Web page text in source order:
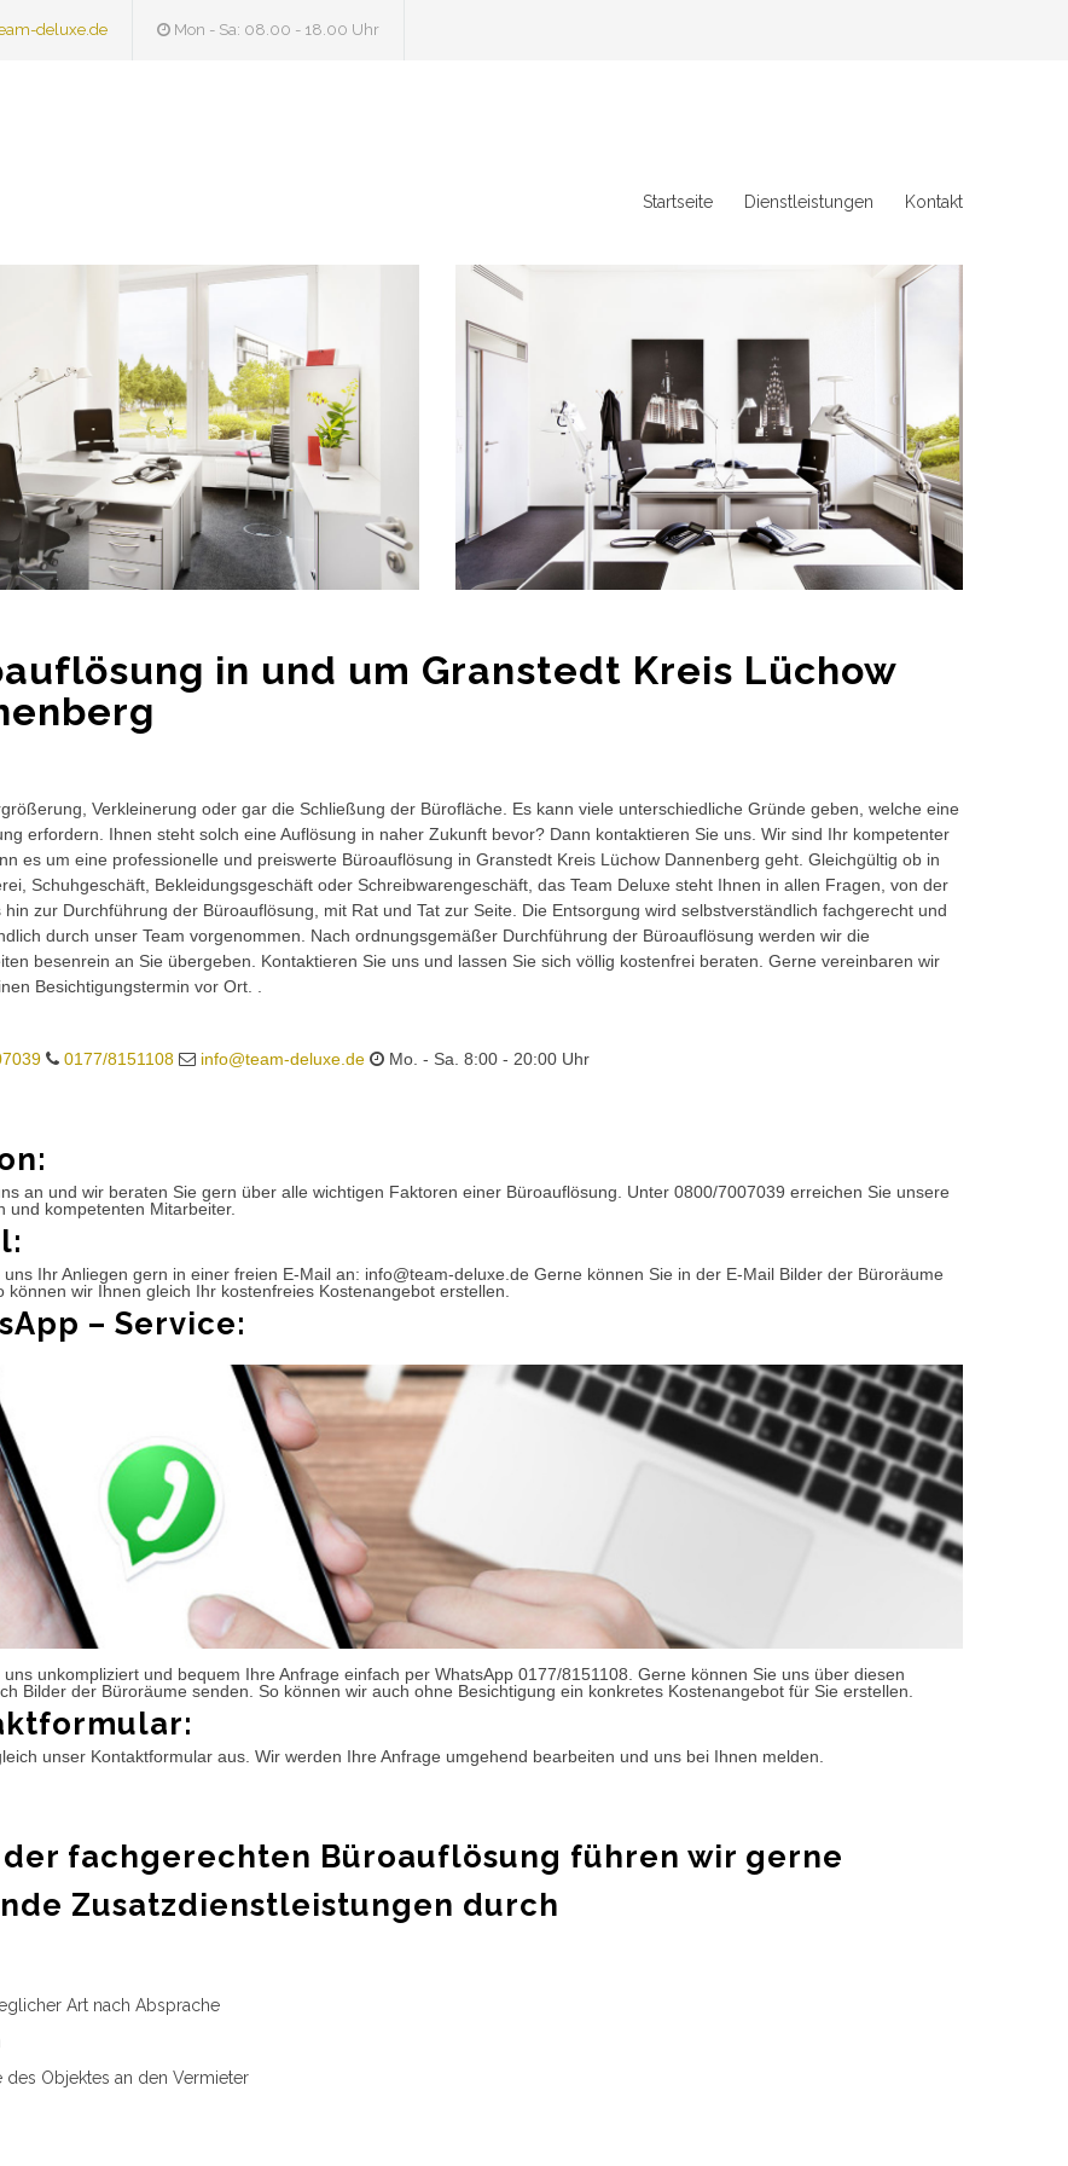
deluxe.de Mon - Sa: 08.00 - 18.00 Uhr
Startseite Dienstleistungen Kontakt
in und um Granstedt Kreis Lüchow
Verkleinerung oder gar die Schließung der Bürofläche. Es kann viele unterschiedliche Gründe geben, welche eine
erfordern. Ihnen steht solch eine Auflösung in naher Zukunft bevor? Dann kontaktieren Sie uns. Wir sind Ihr kompetenter
es um eine professionelle und preiswerte Büroauflösung in Granstedt Kreis Lüchow Dannenberg geht. Gleichgültig ob in
Schuhgeschäft, Bekleidungsgeschäft oder Schreibwarengeschäft, das Team Deluxe steht Ihnen in allen Fragen, von der
hin zur Durchführung der Büroauflösung, mit Rat und Tat zur Seite. Die Entsorgung wird selbstverständlich fachgerecht und
durch unser Team vorgenommen. Nach ordnungsgemäßer Durchführung der Büroauflösung werden wir die
besenrein an Sie übergeben. Kontaktieren Sie uns und lassen Sie sich völlig kostenfrei beraten. Gerne vereinbaren wir
Besichtigungstermin vor Ort. .
0177/8151108 info@team-deluxe.de Mo. - Sa. 8:00 - 20:00 Uhr
an und wir beraten Sie gern über alle wichtigen Faktoren einer Büroauflösung. Unter 0800/7007039 erreichen Sie unsere
und kompetenten Mitarbeiter.
uns Ihr Anliegen gern in einer freien E-Mail an: info@team-deluxe.de Gerne können Sie in der E-Mail Bilder der Büroräume
können wir Ihnen gleich Ihr kostenfreies Kostenangebot erstellen.
– Service:
uns unkompliziert und bequem Ihre Anfrage einfach per WhatsApp 0177/8151108. Gerne können Sie uns über diesen
Bilder der Büroräume senden. So können wir auch ohne Besichtigung ein konkretes Kostenangebot für Sie erstellen.
unser Kontaktformular aus. Wir werden Ihre Anfrage umgehend bearbeiten und uns bei Ihnen melden.
der fachgerechten Büroauflösung führen wir gerne
Zusatzdienstleistungen durch
Art nach Absprache
des Objektes an den Vermieter